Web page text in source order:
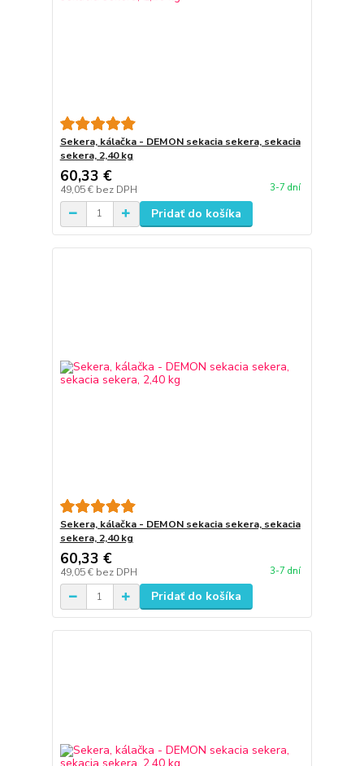
Sekera, kálačka - DEMON sekacia sekera, sekacia
sekera, 2,40 kg
60,33 €
49,05 € bez DPH 3-7 dní
Pridať do košíka
Sekera, kálačka - DEMON sekacia sekera, sekacia
sekera, 2,40 kg
60,33 €
49,05 € bez DPH 3-7 dní
Pridať do košíka